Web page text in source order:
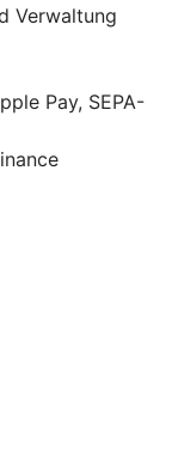
Verwaltung
Pay, SEPA-